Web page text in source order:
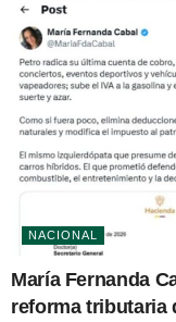
NACIONAL
María Fernanda
reforma tributaria